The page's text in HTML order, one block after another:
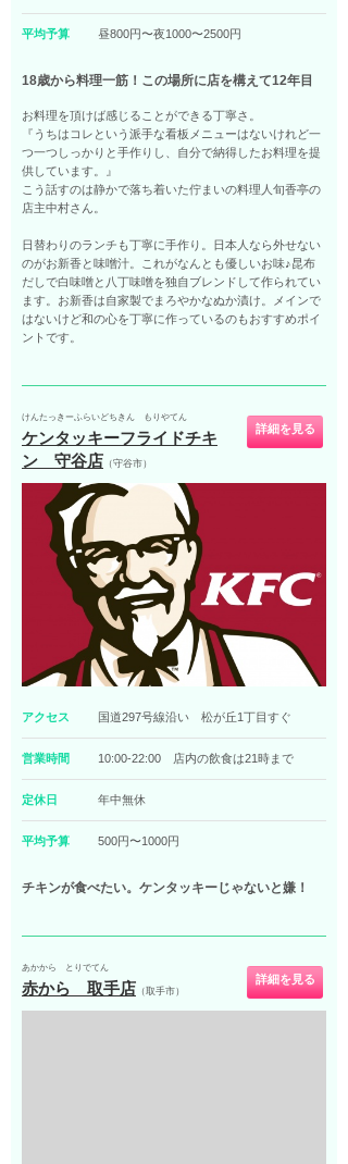
平均予算 昼800円〜夜1000〜2500円
18歳から料理一筋！この場所に店を構えて12年目
お料理を頂けば感じることができる丁寧さ。
『うちはコレという派手な看板メニューはないけれど一
つ一つしっかりと手作りし、自分で納得したお料理を提
供しています。』
こう話すのは静かで落ち着いた佇まいの料理人旬香亭の
店主中村さん。
日替わりのランチも丁寧に手作り。日本人なら外せない
のがお新香と味噌汁。これがなんとも優しいお味♪昆布
だしで白味噌と八丁味噌を独自ブレンドして作られてい
ます。お新香は自家製でまろやかなぬか漬け。メインで
はないけど和の心を丁寧に作っているのもおすすめポイ
ントです。
けんたっきーふらいどちきん もりやてん
ケンタッキーフライドチキ
ン 守谷店 （守谷市）
詳細を見る
アクセス 国道297号線沿い 松が丘1丁目すぐ
営業時間 10:00-22:00 店内の飲食は21時まで
定休日 年中無休
平均予算 500円〜1000円
チキンが食べたい。ケンタッキーじゃないと嫌！
あかから とりでてん
赤から 取手店 （取手市）
詳細を見る